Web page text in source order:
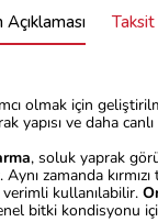
Açıklaması
olmak için
yapısı ve daha
, soluk yaprak
zamanda
verimli kullanılabilir.
bitki kondisyonu